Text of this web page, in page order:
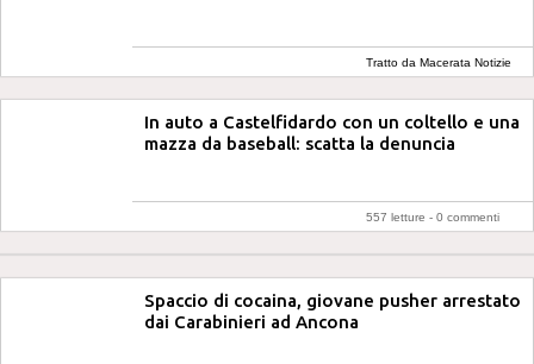
Tratto da Macerata Notizie
In auto a Castelfidardo con un coltello e una
mazza da baseball: scatta la denuncia
557 letture - 0 commenti
Spaccio di cocaina, giovane pusher arrestato
dai Carabinieri ad Ancona